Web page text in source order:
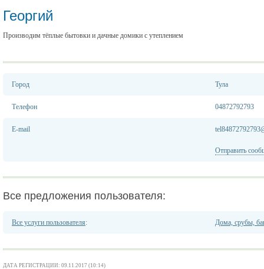
Георгий
Производим тёплые бытовки и дачные домики с утеплением
Город Тула
Телефон 04872792793
E-mail
Отправить
Все предложения пользователя:
Все услуги пользователя: Дома, срубы,
ДАТА РЕГИСТРАЦИИ: 09.11.2017 (10:14)